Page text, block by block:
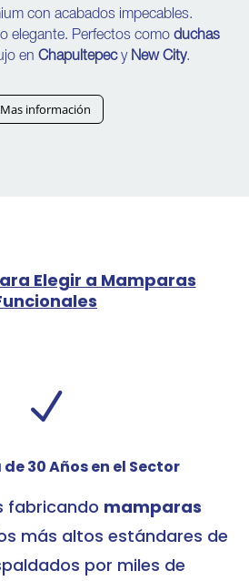
con acabados impecables.
elegante. Perfectos como duchas
en Chapultepecy New City.
Mas información
Elegir a Mamparas
N
30 Años en el Sector
fabricando mamparas
más altos estándares de
por miles de